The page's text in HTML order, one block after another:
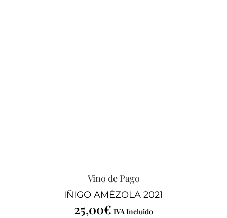
Vino de Pago
IÑIGO AMÉZOLA 2021
25,00€ IVA Incluido